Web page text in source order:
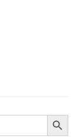
Botón de